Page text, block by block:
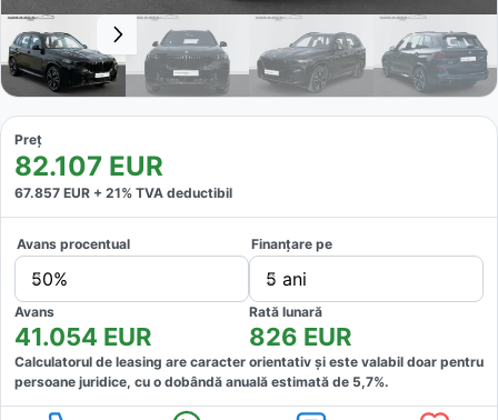
Preț
82.107 EUR
67.857 EUR + 21% TVA deductibil
Avans procentual
50%
Finanțare pe
5 ani
Avans
41.054 EUR
Rată lunară
826 EUR
Calculatorul de leasing are caracter orientativ și este valabil doar pentru
persoane juridice, cu o dobândă anuală estimată de 5,7%.